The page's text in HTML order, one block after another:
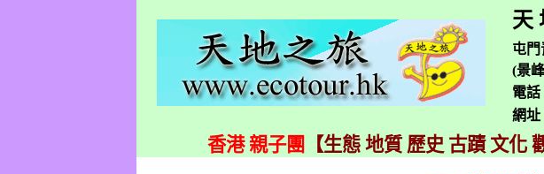
天
屯門
(景
電話
網址
香港 親子團 【生態 地質 歷史 古蹟 文化